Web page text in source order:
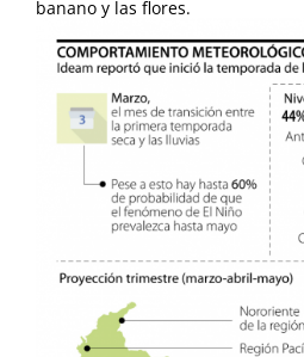
banano y las flores.